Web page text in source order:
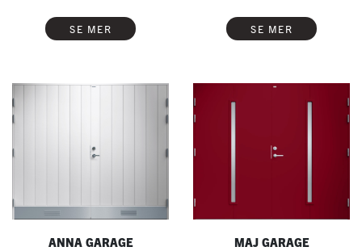
SE MER SE MER
ANNA GARAGE MAJ GARAGE